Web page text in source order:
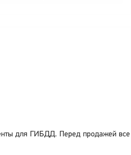
для ГИБДД. Перед продажей все